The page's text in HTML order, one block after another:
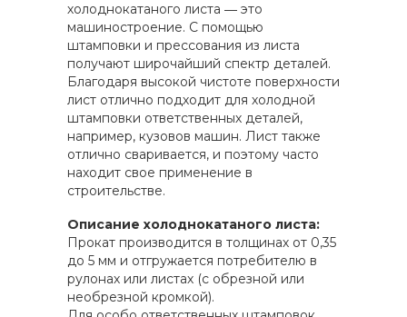
холоднокатаного листа ― это
машиностроение. С помощью
штамповки и прессования из листа
получают широчайший спектр деталей.
Благодаря высокой чистоте поверхности
лист отлично подходит для холодной
штамповки ответственных деталей,
например, кузовов машин. Лист также
отлично сваривается, и поэтому часто
находит свое применение в
строительстве.
Описание холоднокатаного листа:
Прокат производится в толщинах от 0,35
до 5 мм и отгружается потребителю в
рулонах или листах (с обрезной или
необрезной кромкой).